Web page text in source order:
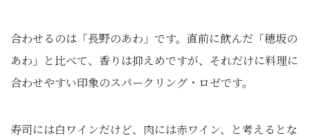
合わせるのは「長野のあわ」です。直前に飲んだ「穂坂の
あわ」と比べて、香りは抑えめですが、それだけに料理に
合わせやすい印象のスパークリング・ロゼです。
寿司には白ワインだけど、肉には赤ワイン、と考えるとな